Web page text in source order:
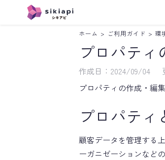
LINEホーム > ご利用ガイド > 環
プロパテ
作成日： 2024/09/04
プロパティの作成・編
プロパティ
顧客データを管理する
ーガニゼーションなど